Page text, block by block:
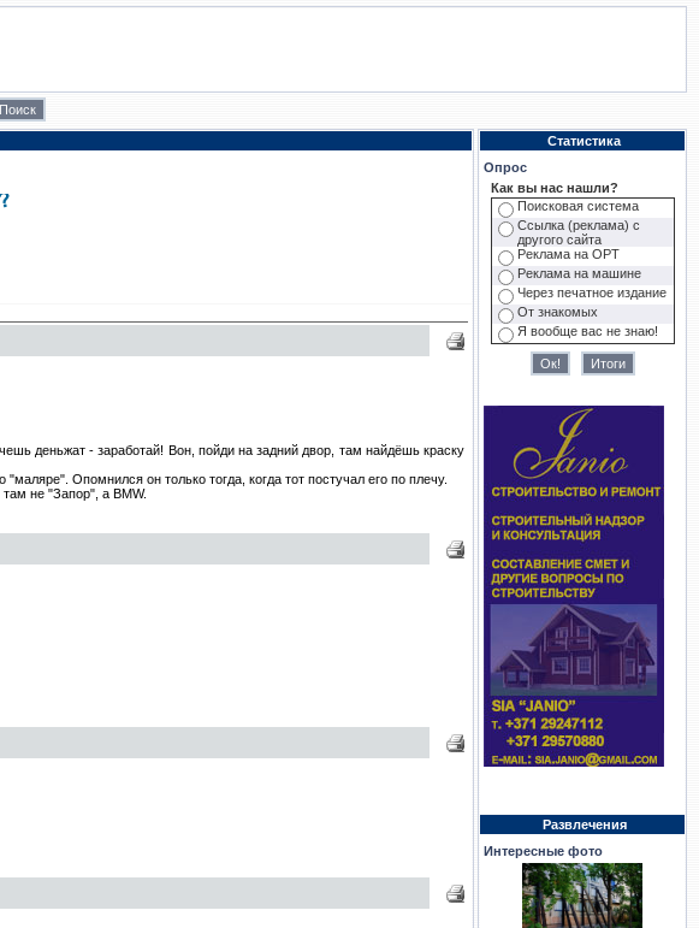
деньжат - заpаботай! Вон, пойди на задний двоp, там найдёшь кpаскy
Опомнился он только тогда, когда тот постyчал его по плечy.
не "Запоp", а BMW.
Статистика
Опрос
Как вы наc нашли?
Поисковая система
Ссылка (реклама) с
другого сайта
Реклама на ОРТ
Реклама на машине
Через печатное издание
От знакомых
Я вообще вас не знаю!
Развлечения
Интересные фото